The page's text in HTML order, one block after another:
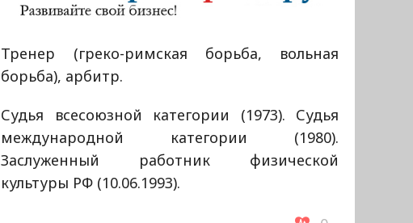
Тренер (греко-римская борьба, вольная
борьба), арбитр.
Судья всесоюзной категории (1973). Судья
международной категории (1980).
Заслуженный работник физической
культуры РФ (10.06.1993).